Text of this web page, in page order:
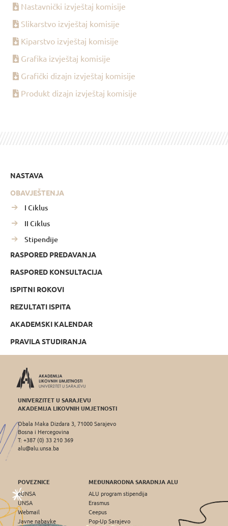
Nastavnički izvještaj komisije
Slikarstvo izvještaj komisije
Kiparstvo izvještaj komisije
Grafika izvještaj komisije
Grafički dizajn izvještaj komisije
Produkt dizajn izvještaj komisije
NASTAVA
OBAVJEŠTENJA
I Ciklus
II Ciklus
Stipendije
RASPORED PREDAVANJA
RASPORED KONSULTACIJA
ISPITNI ROKOVI
REZULTATI ISPITA
AKADEMSKI KALENDAR
PRAVILA STUDIRANJA
UNIVERZITET U SARAJEVU
AKADEMIJA LIKOVNIH UMJETNOSTI
Obala Maka Dizdara 3, 71000 Sarajevo
Bosna i Hercegovina
T: +387 (0) 33 210 369
alu@alu.unsa.ba
POVEZNICE
eUNSA
UNSA
Webmail
Javne nabavke
MEĐUNARODNA SARADNJA ALU
ALU program stipendija
Erasmus
Ceepus
Pop-Up Sarajevo